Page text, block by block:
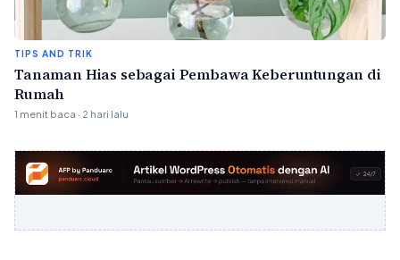
TIPS AND TRIK
Tanaman Hias sebagai Pembawa Keberuntungan di
Rumah
1 menit baca · 2 hari lalu